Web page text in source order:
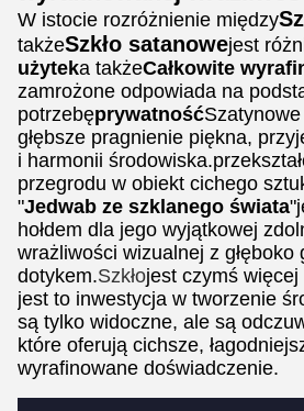
W istocie rozróżnienie między
takżeSzkło satanowejest
użyteka takżeCałkowite
zamrożone odpowiada na
potrzebęprywatnośćSzatynowe
głębsze pragnienie piękna,
i harmonii
przegrodu w obiekt cichego
"Jedwab ze szklanego świata
hołdem dla jego wyjątkowej
wrażliwości wizualnej z głęboko
dotykem.Szkłojest czymś
jest to inwestycja w tworzenie
są tylko widoczne, ale są
które oferują cichsze,
wyrafinowane doświadczenie.